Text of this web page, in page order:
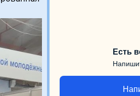
Есть